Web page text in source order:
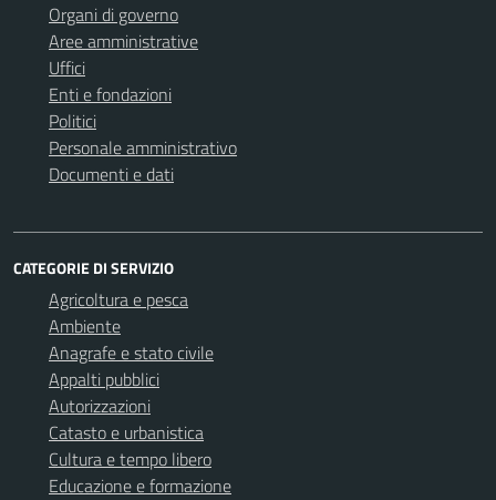
Organi di governo
Aree amministrative
Uffici
Enti e fondazioni
Politici
Personale amministrativo
Documenti e dati
CATEGORIE DI SERVIZIO
Agricoltura e pesca
Ambiente
Anagrafe e stato civile
Appalti pubblici
Autorizzazioni
Catasto e urbanistica
Cultura e tempo libero
Educazione e formazione